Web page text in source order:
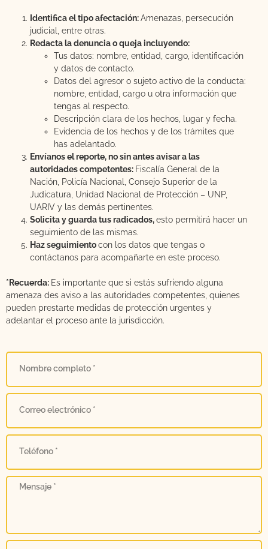
Identifica el tipo afectación:Amenazas, persecución
judicial, entre otras.
Redacta la denuncia o queja incluyendo:
Tus datos: nombre, entidad, cargo, identificación
y datos de contacto.
Datos del agresor o sujeto activo de la conducta:
nombre, entidad, cargo u otra información que
tengas al respecto.
Descripción clara de los hechos, lugar y fecha.
Evidencia de los hechos y de los trámites que
has adelantado.
Envíanos el reporte, no sin antes avisar a las
autoridades competentes: Fiscalía General de la
Nación, Policía Nacional, Consejo Superior de la
Judicatura, Unidad Nacional de Protección – UNP,
UARIV y las demás pertinentes.
Solicita y guarda tus radicados,esto permitirá hacer un
seguimiento de las mismas.
Haz seguimientocon los datos que tengas o
contáctanos para acompañarte en este proceso.
*Recuerda: Es importante que si estás sufriendo alguna
amenaza des aviso a las autoridades competentes, quienes
pueden prestarte medidas de protección urgentes y
adelantar el proceso ante la jurisdicción.